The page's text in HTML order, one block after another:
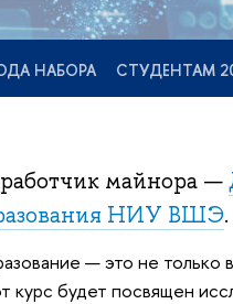
НАБОРА СТУДЕНТАМ
майнора —
НИУ ВШЭ.
— это не только
курс будет посвящен